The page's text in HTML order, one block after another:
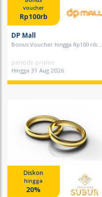
voucher
Rp100rb
DP Mall
Bonus Voucher hingga Rp100 rib...
periode promo
Hingga 31 Aug 2026
Diskon
hingga
20%